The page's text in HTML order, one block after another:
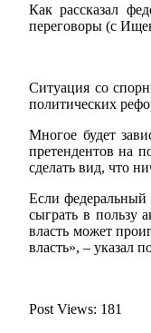
Как рассказал
переговоры (с
Ситуация со
политических
Многое будет
претендентов на
сделать вид, что
Если федеральный
сыграть в пользу
власть может
власть», – указал
Post Views: 181